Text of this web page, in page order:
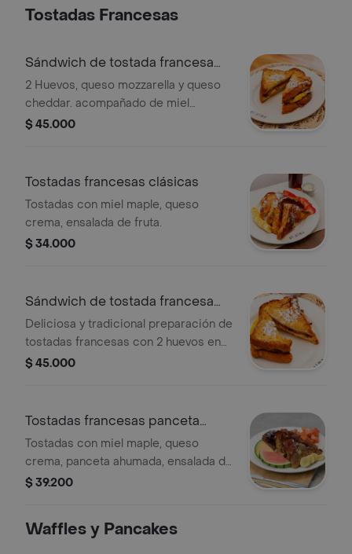
Tostadas Francesas
Sándwich de tostada francesa
con jamón
2 Huevos, queso mozzarella y queso
cheddar. acompañado de miel
mapple. incluye porción de fruta.
$ 45.000
Tostadas francesas clásicas
Tostadas con miel maple, queso
crema, ensalada de fruta.
$ 34.000
Sándwich de tostada francesa
con panceta
Deliciosa y tradicional preparación de
tostadas francesas con 2 huevos en
tortilla, panceta, queso mozzarella,
$ 45.000
Tostadas francesas panceta
ahumada
Tostadas con miel maple, queso
crema, panceta ahumada, ensalada de
fruta.
$ 39.200
Waffles y Pancakes